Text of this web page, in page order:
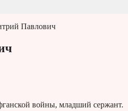
Павлович
войны, младший сержант.